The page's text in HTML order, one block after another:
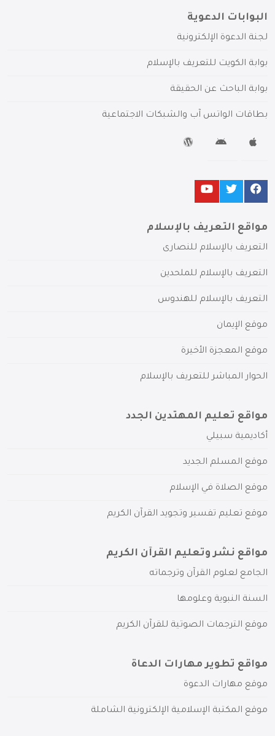
البوابات الدعوية
لجنة الدعوة الإلكترونية
بوابة الكويت للتعريف بالإسلام
بوابة الباحث عن الحقيقة
بطاقات الواتس آب والشبكات الاجتماعية
مواقع التعريف بالإسلام
التعريف بالإسلام للنصارى
التعريف بالإسلام للملحدين
التعريف بالإسلام للهندوس
موقع الإيمان
موقع المعجزة الأخيرة
الحوار المباشر للتعريف بالإسلام
مواقع تعليم المهتدين الجدد
أكاديمية سبيلي
موقع المسلم الجديد
موقع الصلاة في الإسلام
موقع تعليم تفسير وتجويد القرآن الكريم
مواقع نشر وتعليم القرآن الكريم
الجامع لعلوم القرآن وترجماته
السنة النبوية وعلومها
موقع الترجمات الصوتية للقرآن الكريم
مواقع تطوير مهارات الدعاة
موقع مهارات الدعوة
موقع المكتبة الإسلامية الإلكترونية الشاملة